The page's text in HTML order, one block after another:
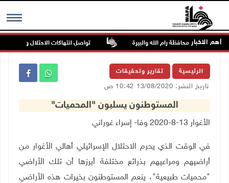
MENU أهم الاخبار تواصل انتهاكات الاحتلال
الرئيسية تقارير وتحقيقات
تاريخ النشر: 13/08/2020 10:42 ص
المستوطنون يسلبون "المحميات"
الأغوار 13-8-2020 وفا- إسراء غوراني
في الوقت الذي يحرم الاحتلال الإسرائيلي أهالي الأغوار من
أراضيهم ومراعيهم بذرائع مختلفة أبرزها أن تلك الأراضي
"محميات طبيعية"، ينعم المستوطنون بخيرات هذه الأراضي